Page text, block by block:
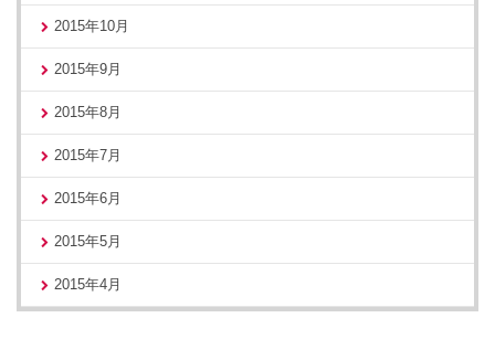
2015年10月
2015年9月
2015年8月
2015年7月
2015年6月
2015年5月
2015年4月